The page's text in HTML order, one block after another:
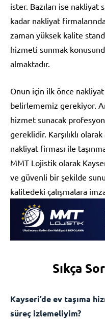
ister. Bazıları ise nakliyat
kadar nakliyat
zaman yüksek kalite
hizmeti sunmak
almaktadır.
Onun için ilk önce
belirlememiz gerekiyor.
hizmet sunacak
gereklidir. Karşılıklı
nakliyat firması ile
MMT Lojistik olarak
ve güvenli bir şekilde
kalitedeki çalışmalara
Sıkça
Kayseri’de ev taşıma
süreç izlemeliyim?